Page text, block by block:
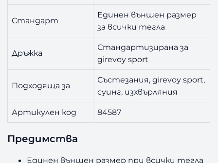
Стандарт
Единен външен размер
за всички тегла
Дръжка
Стандартизирана за
girevoy sport
Подходяща за
Състезания, girevoy sport,
суинг, изхвърляния
Артикулен код 84587
Предимства
Единен външен размер при всички тегла